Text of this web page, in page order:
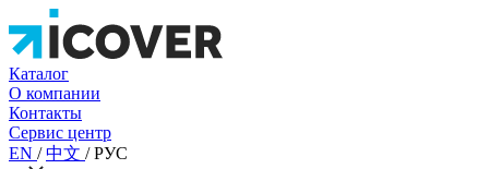
Каталог
О компании
Контакты
Сервис центр
EN /中文 /РУС